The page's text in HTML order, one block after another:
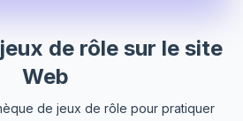
de rôle sur le site
Web
de jeux de rôle pour pratiquer